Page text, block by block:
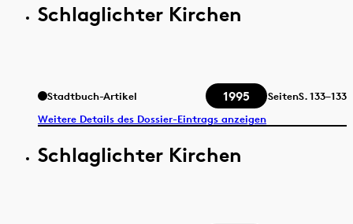
Schlaglichter Kirchen
Stadtbuch-Artikel 1995 SeitenS.133–133
Weitere Details des Dossier-Eintrags anzeigen
Schlaglichter Kirchen